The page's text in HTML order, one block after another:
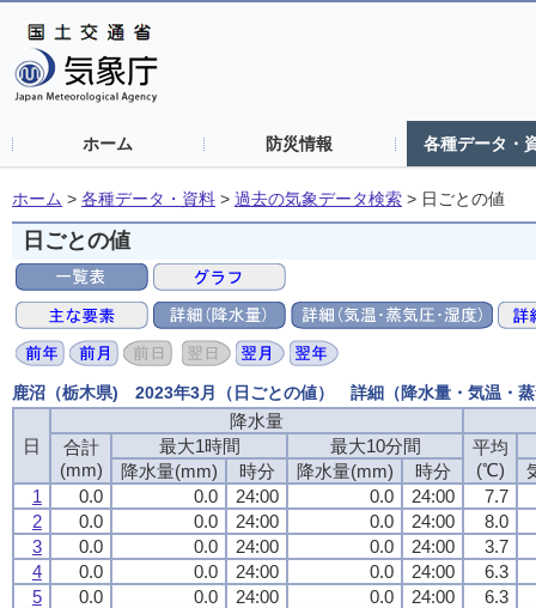
ホーム 防災情報 各種データ・
ホーム > 各種データ・資料 > 過去の気象データ検索 > 日ごとの値
日ごとの値
鹿沼（栃木県) 2023年3月（日ごとの値） 詳細（降水量・気温・
日
降水量
合計
(mm)
最大1時間 最大10分間
平均
(℃)
降水量(mm) 時分 降水量(mm) 時分
1
0.0 0.0 24:00 0.0 24:00
7.7
2
0.0 0.0 24:00 0.0 24:00
8.0
3
0.0 0.0 24:00 0.0 24:00
3.7
4
0.0 0.0 24:00 0.0 24:00
6.3
5
0.0 0.0 24:00 0.0 24:00
6.3